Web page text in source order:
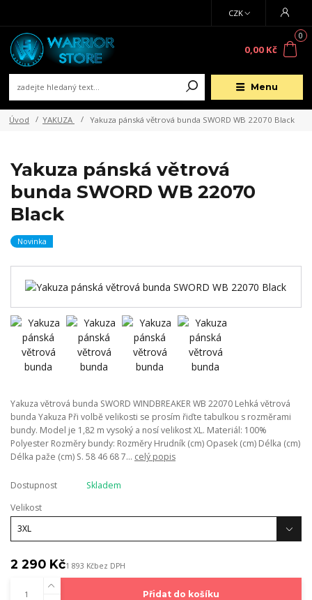
Menu
CZK
0
0,00 Kč
Úvod YAKUZA Yakuza pánská větrová bunda SWORD WB 22070 Black
Yakuza pánská větrová
bunda SWORD WB 22070
Black
Novinka
Yakuza větrová bunda SWORD WINDBREAKER WB 22070 Lehká větrová
bunda Yakuza Při volbě velikosti se prosím řiďte tabulkou s rozměrami
bundy. Model je 1,82 m vysoký a nosí velikost XL. Materiál: 100%
Polyester Rozměry bundy: Rozměry Hrudník (cm) Opasek (cm) Délka (cm)
Délka paže (cm) S. 58 46 68 7... celý popis
Dostupnost
Skladem
Velikost
2 290 Kč1 893 Kčbez DPH
Přidat do košíku